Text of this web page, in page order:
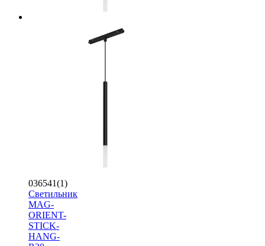
036541(1)
Светильник
MAG-
ORIENT-
STICK-
HANG-